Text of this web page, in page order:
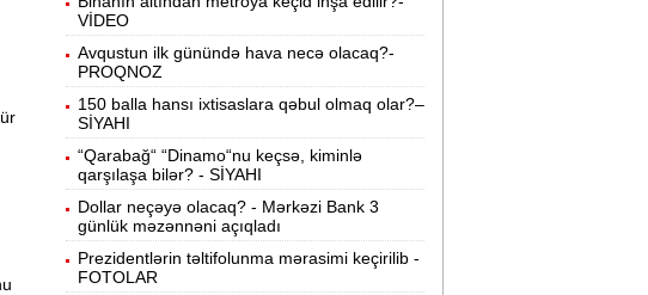
19:48 BMT-dən dəhşətli xəbərdarlıq -
milyon insan ac qala bilər
19:31
“Wildberries” anbar tutumunun üçdə
birini itirib -
19:16
“Sea Breeze“də mənzil qiymətləri necə
dəyişir? -Qiymətlər
19:00 Bakıda ticarət mərkəzində FACİƏ:liftin
şaxtasına düşüb öldü
VİDEO
Avqustun ilk günündə hava necə olacaq?-
PROQNOZ
150 balla hansı ixtisaslara qəbul olmaq olar?–
SİYAHI
“Qarabağ“ “Dinamo“nu keçsə, kiminlə
qarşılaşa bilər? - SİYAHI
Dollar neçəyə olacaq? - Mərkəzi Bank 3
günlük məzənnəni açıqladı
Prezidentlərin təltifolunma mərasimi keçirilib -
FOTOLAR